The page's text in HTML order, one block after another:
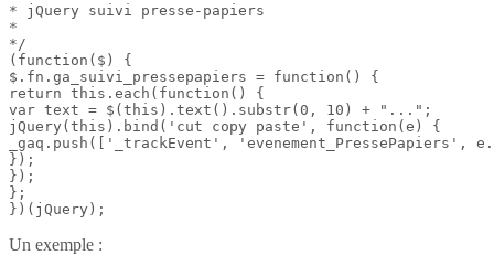
* jQuery suivi presse-papiers
*
*/
(function($) {
$.fn.ga_suivi_pressepapiers = function() {
return this.each(function() {
var text = $(this).text().substr(0, 10) + "...";
jQuery(this).bind('cut copy paste', function(e) {
_gaq.push(['_trackEvent', 'evenement_PressePapiers',
});
});
};
})(jQuery);
Un exemple :